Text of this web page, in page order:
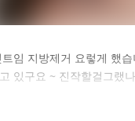
셀카후기 전체 내용
그인 후 확인하실 수 있
임 지방제거 요렇게 했
있구요 ~ 진작할걸그랬